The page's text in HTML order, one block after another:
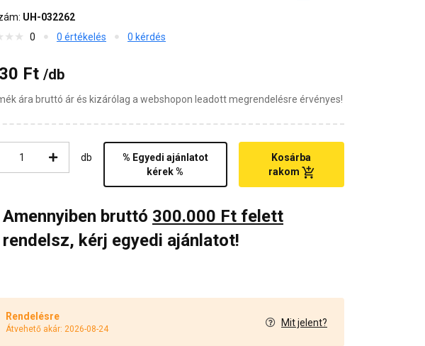
UH-032262
0
0 értékelés 0 kérdés
Ft /db
ára bruttó ár és kizárólag a webshopon leadott megrendelésre érvényes!
db
% Egyedi ajánlatot
kérek %
Kosárba
rakom
Amennyiben bruttó 300.000 Ft felett
rendelsz, kérj egyedi ajánlatot!
Rendelésre
Átvehető akár: 2026-08-24
Mit jelent?